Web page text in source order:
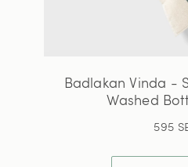
Badlakan Vinda -
Washed
595